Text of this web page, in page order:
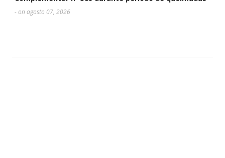
- on agosto 07, 2026